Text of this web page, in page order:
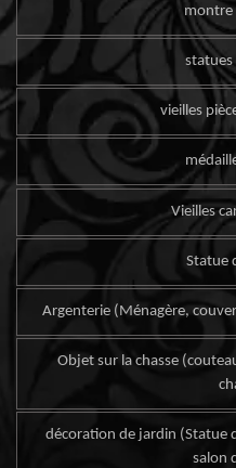
montre
statues
vieilles
Vieilles
Statue
Argenterie (Ménagère,
Objet sur la chasse
décoration de jardin (Statue
salon